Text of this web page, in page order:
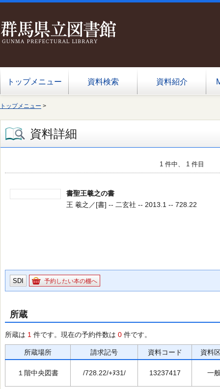
トップメニュー 資料検索 資料紹介
トップメニュー >
資料詳細
1 件中、 1 件目
書聖王羲之の書
王 羲之／[書] -- 二玄社 -- 2013.1 -- 728.22
SDI 予約したい本の棚へ
所蔵
所蔵は 1 件です。現在の予約件数は 0 件です。
所蔵場所 請求記号 資料コード 資料
１階中央図書 /728.22/+ﾇ31/ 13237417 一